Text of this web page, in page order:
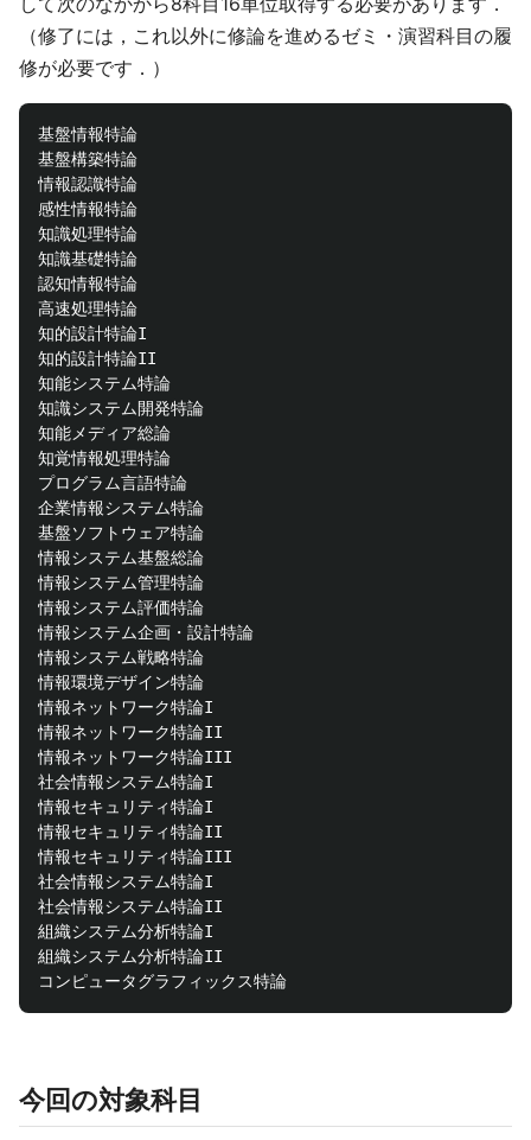
（修了には，これ以外に修論を進めるゼミ・演習科目の履
修が必要です．）
基盤情報特論
基盤構築特論
情報認識特論
感性情報特論
知識処理特論
知識基礎特論
認知情報特論
高速処理特論
知的設計特論I
知的設計特論II
知能システム特論
知識システム開発特論
知能メディア総論
知覚情報処理特論
プログラム言語特論
企業情報システム特論
基盤ソフトウェア特論
情報システム基盤総論
情報システム管理特論
情報システム評価特論
情報システム企画・設計特論
情報システム戦略特論
情報環境デザイン特論
情報ネットワーク特論I
情報ネットワーク特論II
情報ネットワーク特論III
社会情報システム特論I
情報セキュリティ特論I
情報セキュリティ特論II
情報セキュリティ特論III
社会情報システム特論I
社会情報システム特論II
組織システム分析特論I
組織システム分析特論II
今回の対象科目